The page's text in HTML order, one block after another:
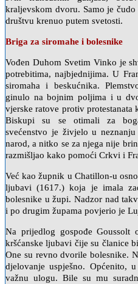
kraljevskom dvoru. Samo je
društvu krenuo putem svetosti.
Briga za siromahe i bolesnike
Vođen Duhom Svetim Vinko je
potrebitima, najbjednijima. U
siromaha i beskućnika.
ginulo na bojnim poljima i u
vjerske ratove protiv
Biskupi su se otimali za
svećenstvo je živjelo u
narod, a nitko se za njega nije
razmišljao kako pomoći Crkvi i
Već kao župnik u Chatillon-u
ljubavi (1617.) koja je imala
bolesnike u župi. Nadzor nad
i po drugim župama povjerio je
Na prijedlog gospođe Goussolt
kršćanske ljubavi čije su članice
One su revno dvorile bolesnike.
djelovanje uspješno. Općenito,
važnu ulogu. Bile su mu